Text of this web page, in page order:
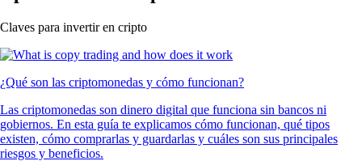
Claves para invertir en cripto
¿Qué son las criptomonedas y cómo funcionan?
Las criptomonedas son dinero digital que funciona sin bancos ni
gobiernos. En esta guía te explicamos cómo funcionan, qué tipos
existen, cómo comprarlas y guardarlas y cuáles son sus principales
riesgos y beneficios.